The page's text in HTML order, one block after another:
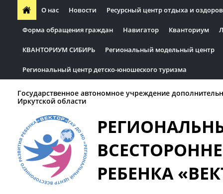
О нас Новости Ресурсный центр отдыха и
Форма обращения граждан Навигатор Кванториум
КВАНТОРИУМ СИБИРЬ Региональный модельный центр
Региональный центр детско-юношеского туризма
Государственное автономное учреждение
Иркутской области
РЕБЕНКА